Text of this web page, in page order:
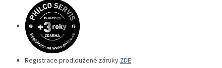
Registrace prodloužené zárukyZDE